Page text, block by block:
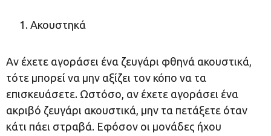
Ακουστηκά
Αν έχετε αγοράσει ένα ζευγάρι φθηνά ακουστικά,
τότε μπορεί να μην αξίζει τον κόπο να τα
επισκευάσετε. Ωστόσο, αν έχετε αγοράσει ένα
ακριβό ζευγάρι ακουστικά, μην τα πετάξετε όταν
κάτι πάει στραβά. Εφόσον οι μονάδες ήχου